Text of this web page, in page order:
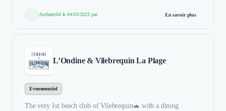
Authentifié le 04/03/2022 par En savoir plus
L’Ondine & Vilebrequin La Plage
Evenementiel
The very 1st beach club of Vilebrequin🐢 with a dining